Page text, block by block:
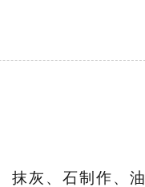
抹灰、石制作、油